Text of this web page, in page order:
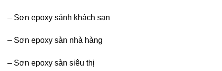
– Sơn epoxy sảnh khách sạn
– Sơn epoxy sàn nhà hàng
– Sơn epoxy sàn siêu thị